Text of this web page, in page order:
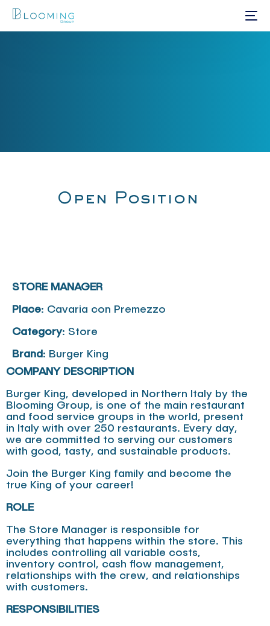
Open Position
STORE MANAGER
Place: Cavaria con Premezzo
Category: Store
Brand: Burger King
COMPANY DESCRIPTION
Burger King, developed in Northern Italy by the
Blooming Group, is one of the main restaurant
and food service groups in the world, present
in Italy with over 250 restaurants. Every day,
we are committed to serving our customers
with good, tasty, and sustainable products.
Join the Burger King family and become the
true King of your career!
ROLE
The Store Manager is responsible for
everything that happens within the store. This
includes controlling all variable costs,
inventory control, cash flow management,
relationships with the crew, and relationships
with customers.
RESPONSIBILITIES